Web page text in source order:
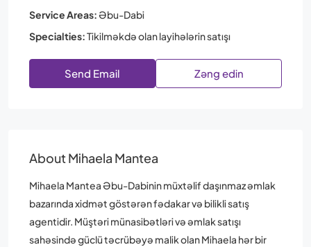
Service Areas:Əbu-Dabi
Specialties:Tikilməkdə olan layihələrin satışı
Send Email Zəng edin
About Mihaela Mantea
Mihaela Mantea Əbu-Dabinin müxtəlif daşınmaz əmlak
bazarında xidmət göstərən fədakar və bilikli satış
agentidir. Müştəri münasibətləri və əmlak satışı
sahəsində güclü təcrübəyə malik olan Mihaela hər bir